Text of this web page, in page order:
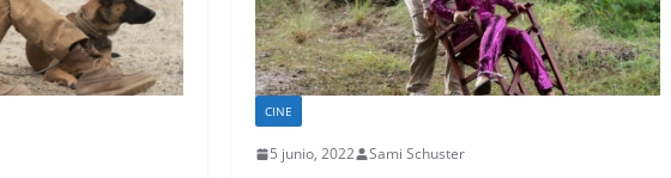
CINE
5 junio, 2022 Sami Schuster